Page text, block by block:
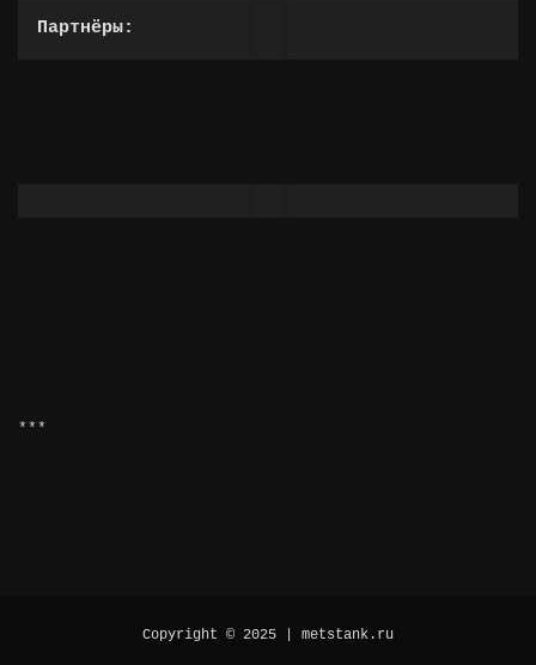
Партнёры:
***
Copyright © 2025 | metstank.ru